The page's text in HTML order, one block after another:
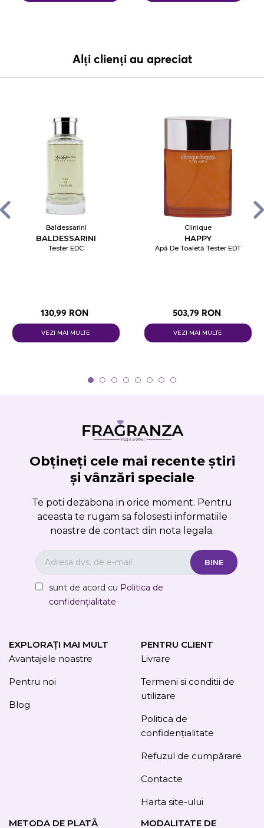
Alți clienți au apreciat
Baldessarini
BALDESSARINI
Tester EDC
130,99 RON
VEZI MAI MULTE
Clinique
HAPPY
Apă De Toaletă Tester EDT
503,79 RON
VEZI MAI MULTE
Obțineți cele mai recente știri
și vânzări speciale
Te poti dezabona in orice moment. Pentru
aceasta te rugam sa folosesti informatiile
noastre de contact din nota legala.
sunt de acord cu Politica de
confidențialitate
EXPLORAȚI MAI MULT
Avantajele noastre
Pentru noi
Blog
PENTRU CLIENT
Livrare
Termeni si conditii de
utilizare
Politica de
confidențialitate
Refuzul de cumpărare
Contacte
Harta site-ului
METODA DE PLATĂ
MODALITATE DE